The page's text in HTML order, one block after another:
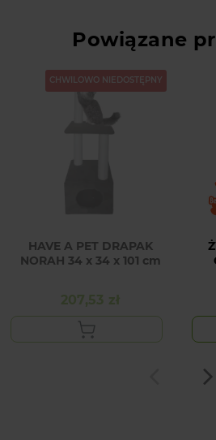
Powiązane
CHWILOWO NIEDOSTĘPNY
HAVE A PET DRAPAK
NORAH 34 x 34 x 101 cm
Cena
207,53 zł